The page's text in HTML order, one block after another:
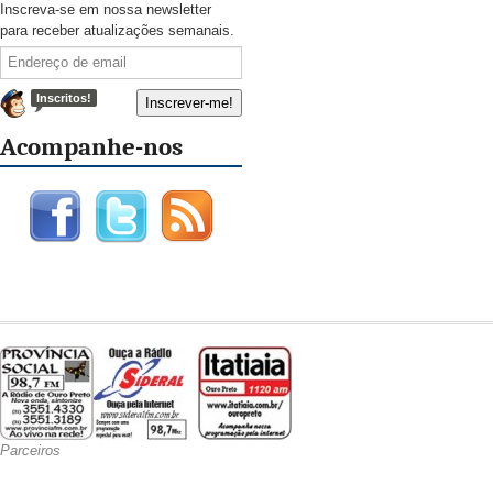
Inscreva-se em nossa newsletter
para receber atualizações semanais.
Inscritos!
Acompanhe-nos
Parceiros